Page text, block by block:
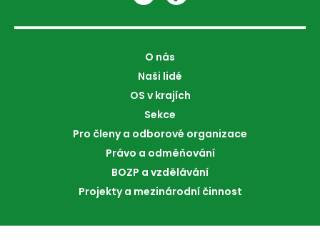
O nás
Naši lidé
OS v krajích
Sekce
Pro členy a odborové organizace
Právo a odměňování
BOZP a vzdělávání
Projekty a mezinárodní činnost